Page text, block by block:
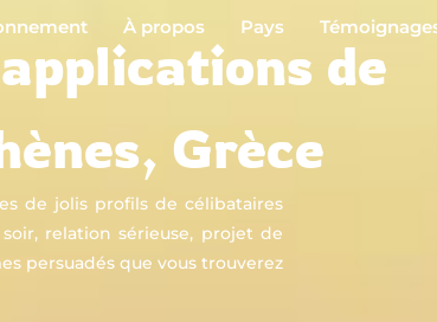
À propos Pays
de
Grèce
de jolis profils de célibataires
relation sérieuse, projet de
persuadés que vous trouverez